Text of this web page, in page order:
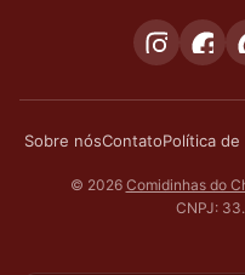
Sobre nósContatoPolítica de
© 2026 Comidinhas do
CNPJ: